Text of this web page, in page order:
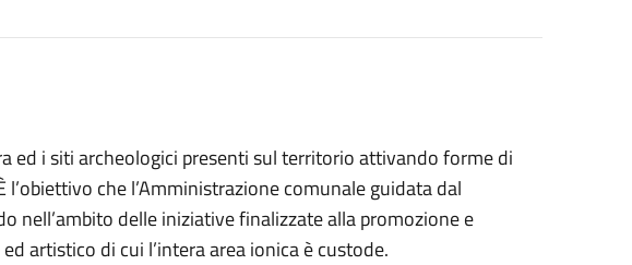
ed i siti archeologici presenti sul territorio attivando forme di
che l’Amministrazione comunale guidata dal
nell’ambito delle iniziative finalizzate alla promozione e
artistico di cui l’intera area ionica è custode.